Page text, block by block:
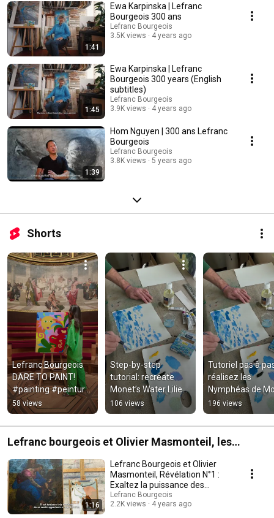
1:41
Ewa Karpinska | Lefranc
Bourgeois 300 ans
Lefranc Bourgeois
3.5K views
4 years ago
1:45
Ewa Karpinska | Lefranc
Bourgeois 300 years (English
subtitles)
Lefranc Bourgeois
3.9K views
4 years ago
1:39
Hom Nguyen | 300 ans Lefranc
Bourgeois
Lefranc Bourgeois
3.8K views
5 years ago
Shorts
Lefranc Bourgeois
DARE TO PAINT!
#painting #peinture
#art
58 views
Step-by-step
tutorial: recreate
Monet’s Water Lilies
🪷
106 views
Tutoriel pas à
réalisez les
Nymphéas de
196 views
Lefranc bourgeois et Olivier Masmonteil, les
Révélations
1:16
Lefranc Bourgeois et Olivier
Masmonteil, Révélation N°1 :
Exaltez la puissance des
nuances.
Lefranc Bourgeois
2.2K views
4 years ago